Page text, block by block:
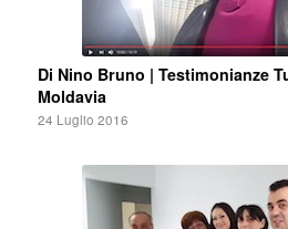
Di Nino Bruno | Testimonianze
Moldavia
24 Luglio 2016